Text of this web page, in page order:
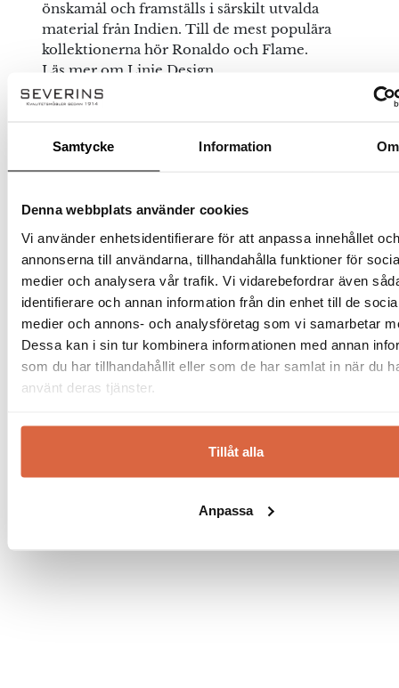
Samtycke Information Om
Denna webbplats använder cookies
Vi använder enhetsidentifierare för att anpassa innehållet och
annonserna till användarna, tillhandahålla funktioner för
medier och analysera vår trafik. Vi vidarebefordrar även
identifierare och annan information från din enhet till de
medier och annons- och analysföretag som vi samarbetar
Dessa kan i sin tur kombinera informationen med annan
som du har tillhandahållit eller som de har samlat in när du
använt deras tjänster.
Tillåt alla
Anpassa
önskamål och framställs i särskilt utvalda
material från Indien. Till de mest populära
kollektionerna hör Ronaldo och Flame.
Läs mer om Linie Design…
Handla smart – få 10% rabatt direkt
På Severins får du alltid 10% rabatt på ordinarie priser som ny kund.
Rabatten dras automatiskt i kassan – inga koder behövs.
✔ Ingen rabattkod behövs
Observera!
kategorier och varumärken är exkluderade. Se alla villkor